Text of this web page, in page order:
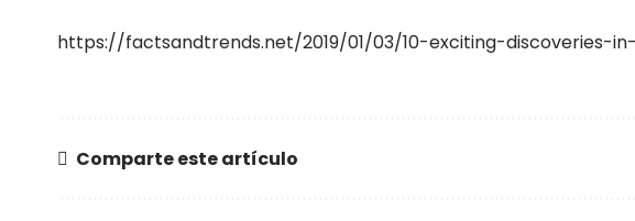
https://factsandtrends.net/2019/01/03/10-exciting-discoveries-
Comparte este artículo